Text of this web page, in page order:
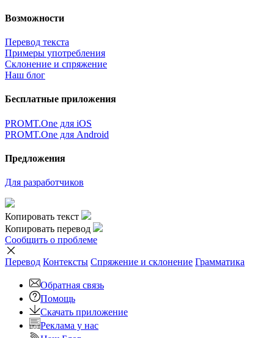
Возможности
Перевод текста
Примеры употребления
Склонение и спряжение
Наш блог
Бесплатные приложения
PROMT.One для iOS
PROMT.One для Android
Предложения
Для разработчиков
Копировать текст
Копировать перевод
Сообщить о проблеме
Перевод Контексты Спряжение и склонение Грамматика
Обратная связь
Помощь
Скачать приложение
Реклама у нас